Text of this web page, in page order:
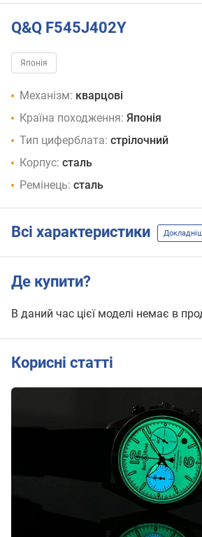
Q&Q F545J402Y
Японія
Механізм: кварцові
Країна походження: Японія
Тип циферблата: стрілочний
Корпус: сталь
Ремінець: сталь
Всі характеристики
Де купити?
В даний час цієї моделі немає в
Корисні статті